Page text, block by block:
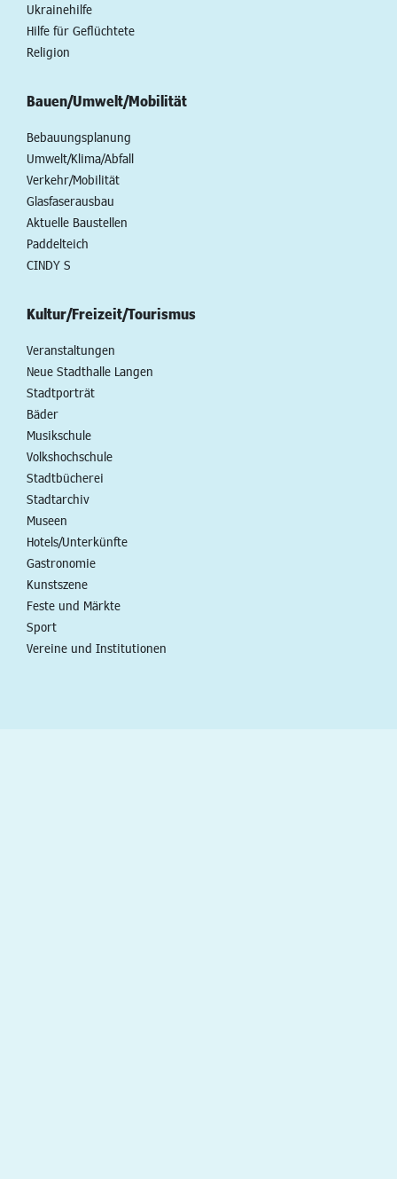
Ukrainehilfe
Hilfe für Geflüchtete
Religion
Bauen/Umwelt/Mobilität
Bebauungsplanung
Umwelt/Klima/Abfall
Verkehr/Mobilität
Glasfaserausbau
Aktuelle Baustellen
Paddelteich
CINDY S
Kultur/Freizeit/Tourismus
Veranstaltungen
Neue Stadthalle Langen
Stadtporträt
Bäder
Musikschule
Volkshochschule
Stadtbücherei
Stadtarchiv
Museen
Hotels/Unterkünfte
Gastronomie
Kunstszene
Feste und Märkte
Sport
Vereine und Institutionen